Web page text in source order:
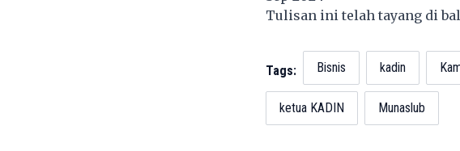
Tulisan ini telah tayang di
Tags: Bisnis kadin
ketua KADIN Munaslub